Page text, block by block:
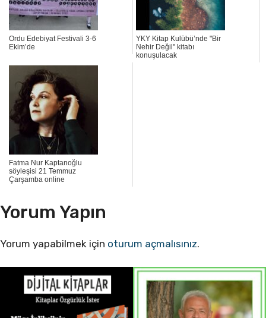
Ordu Edebiyat Festivali 3-6
Ekim’de
YKY Kitap Kulübü’nde "Bir
Nehir Değil" kitabı
konuşulacak
Fatma Nur Kaptanoğlu
söyleşisi 21 Temmuz
Çarşamba online
Yorum Yapın
Yorum yapabilmek için oturum açmalısınız.